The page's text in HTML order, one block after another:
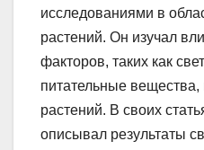
исследованиями в
растений. Он изучал
факторов, таких как
питательные вещества,
растений. В своих
описывал результаты